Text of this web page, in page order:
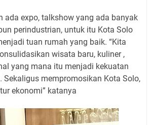
ada expo, talkshow yang ada banyak
perindustrian, untuk itu Kota Solo
tuan rumah yang baik. “Kita
wisata baru, kuliner ,
yang mana itu menjadi kekuatan
Sekaligus mempromosikan Kota Solo,
ekonomi” katanya